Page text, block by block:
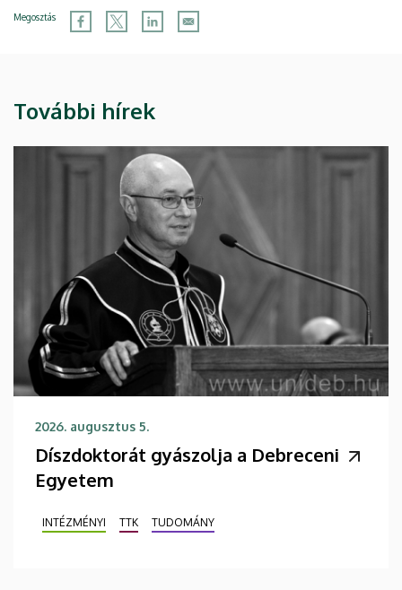
Megosztás
További hírek
2026. augusztus 5.
Díszdoktorát gyászolja a Debreceni
Egyetem
INTÉZMÉNYI TTK TUDOMÁNY